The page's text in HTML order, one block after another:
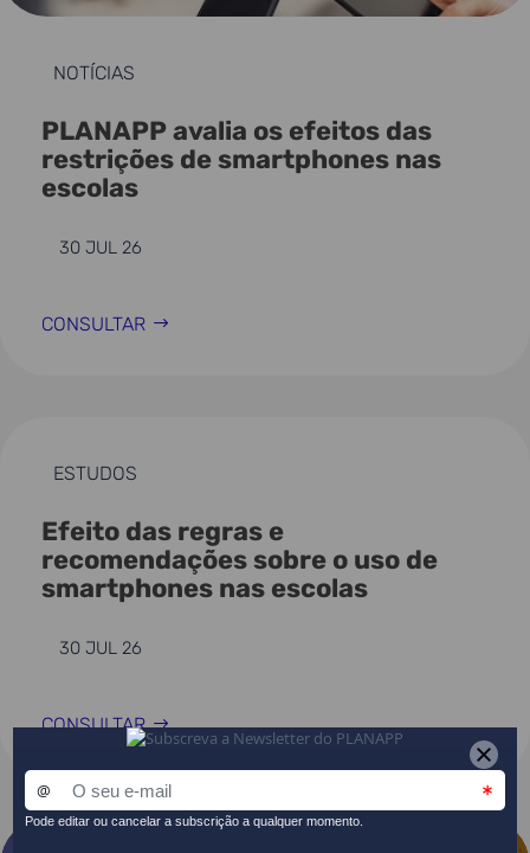
NOTÍCIAS
PLANAPP avalia os efeitos das
restrições de smartphones nas
escolas
30 JUL 26
CONSULTAR
ESTUDOS
Efeito das regras e
recomendações sobre o uso de
smartphones nas escolas
30 JUL 26
CONSULTAR